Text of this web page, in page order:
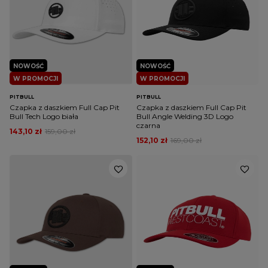
W PROMOCJI
NOWOŚĆ
PITBULL
Czapka z daszkiem Full Cap Pit
Bull Tech Logo biała
159,00 zł
143,10 zł
W PROMOCJI
NOWOŚĆ
PITBULL
Czapka z daszkiem Full Cap Pit
Bull Angle Welding 3D Logo
czarna
169,00 zł
152,10 zł